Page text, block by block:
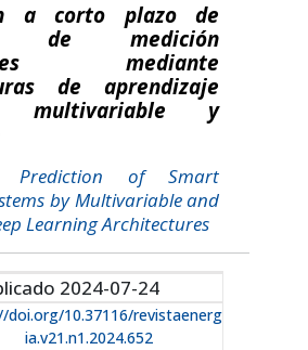
a corto plazo de
de medición
mediante
de aprendizaje
multivariable y
Prediction of Smart
by Multivariable and
Learning Architectures
2024-07-24
doi.org/10.37116/revistaenerg
ia.v21.n1.2024.652